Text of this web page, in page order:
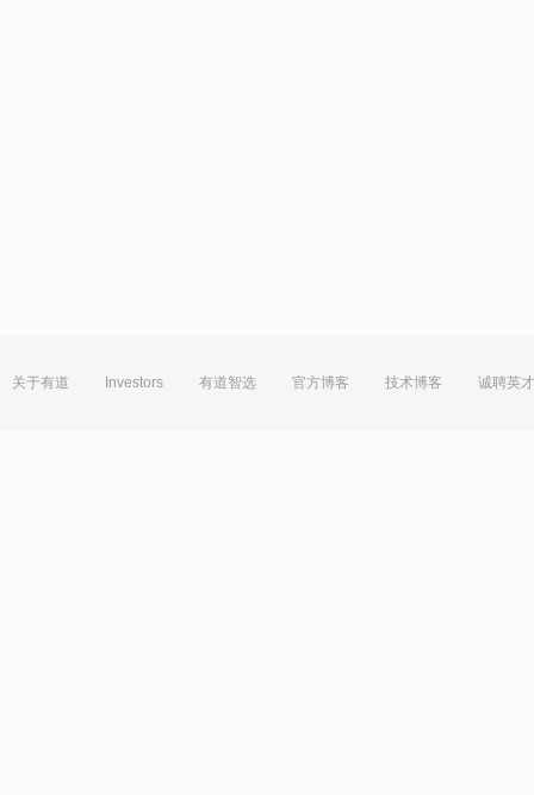
关于有道 Investors 有道智选 官方博客 技术博客 诚聘英才